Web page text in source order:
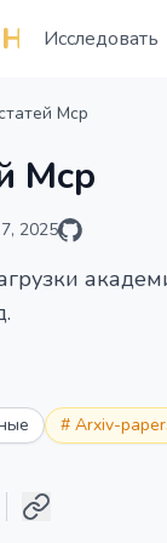
Исследовать
Mcp
Mcp
2025
# Arxiv-